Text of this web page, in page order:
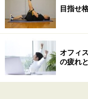
目指せ
オフィ
の疲れ